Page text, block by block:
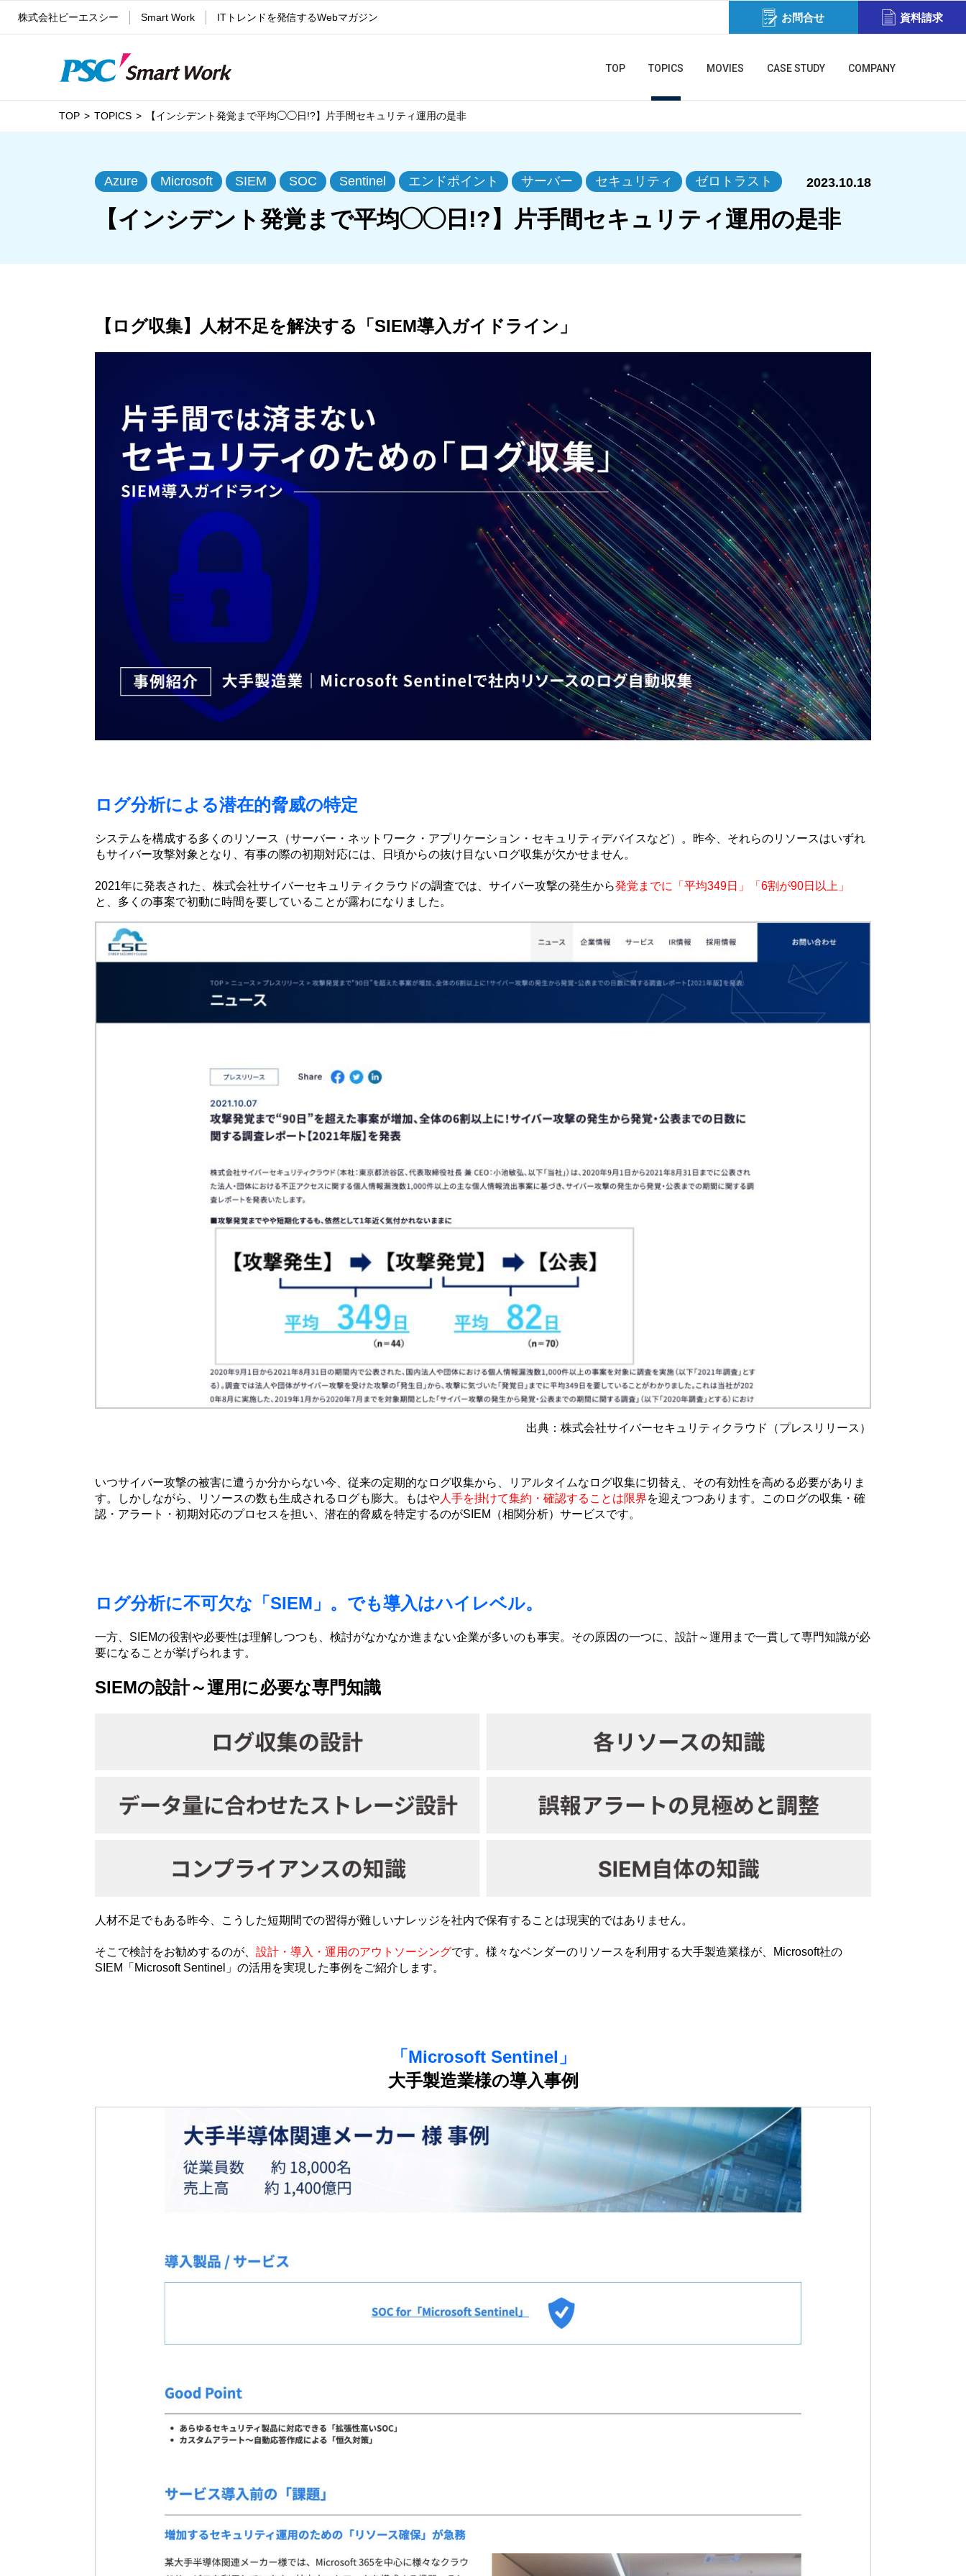
株式会社ピーエスシー Smart Work ITトレンドを発信するWebマガジン お問合せ 資料請求
TOP TOPICS MOVIES CASE STUDY COMPANY
TOP TOPICS 【インシデント発覚まで平均◯◯日!?】片手間セキュリティ運用の是非
Azure Microsoft SIEM SOC Sentinel エンドポイント サーバー セキュリティ ゼロトラスト 2023.10.18
【インシデント発覚まで平均◯◯日!?】片手間セキュリティ運用の是非
【ログ収集】人材不足を解決する「SIEM導入ガイドライン」
ログ分析による潜在的脅威の特定
システムを構成する多くのリソース（サーバー・ネットワーク・アプリケーション・セキュリティデバイスなど）。昨今、それらのリソースはいずれ
もサイバー攻撃対象となり、有事の際の初期対応には、日頃からの抜け目ないログ収集が欠かせません。
2021年に発表された、株式会社サイバーセキュリティクラウドの調査では、サイバー攻撃の発生から発覚までに「平均349日」「6割が90日以上」
と、多くの事案で初動に時間を要していることが露わになりました。
出典：株式会社サイバーセキュリティクラウド（プレスリリース）
いつサイバー攻撃の被害に遭うか分からない今、従来の定期的なログ収集から、リアルタイムなログ収集に切替え、その有効性を高める必要がありま
す。しかしながら、リソースの数も生成されるログも膨大。もはや人手を掛けて集約・確認することは限界を迎えつつあります。このログの収集・確
認・アラート・初期対応のプロセスを担い、潜在的脅威を特定するのがSIEM（相関分析）サービスです。
ログ分析に不可欠な「SIEM」。でも導入はハイレベル。
一方、SIEMの役割や必要性は理解しつつも、検討がなかなか進まない企業が多いのも事実。その原因の一つに、設計～運用まで一貫して専門知識が必
要になることが挙げられます。
SIEMの設計～運用に必要な専門知識
人材不足でもある昨今、こうした短期間での習得が難しいナレッジを社内で保有することは現実的ではありません。
そこで検討をお勧めするのが、 設計・導入・運用のアウトソーシングです。様々なベンダーのリソースを利用する大手製造業様が、Microsoft社の
SIEM「Microsoft Sentinel」の活用を実現した事例をご紹介します。
「Microsoft Sentinel」
大手製造業様の導入事例